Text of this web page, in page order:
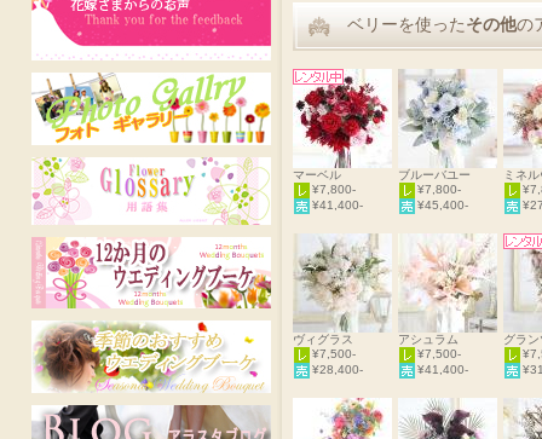
ベリーを使ったその他の
マーベル
¥7,800-
¥41,400-
ブルーバユー
¥7,800-
¥45,400-
ミネ
ヴィグラス
¥7,500-
¥28,400-
アシュラム
¥7,500-
¥41,400-
グラン